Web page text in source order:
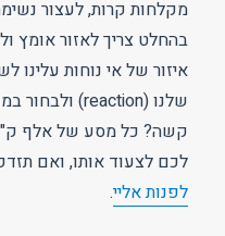
מקלחות קרות, לעצור
בהחלט צריך לאזור אומץ
איזור של אי נוחות עלינו
קשה? כל מסע של אלף
לכם לצעוד אותו, ואם
לפנות אליי.